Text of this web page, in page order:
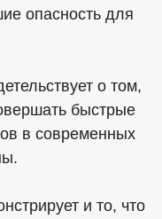
опасность для
о том,
быстрые
в современных
и то, что